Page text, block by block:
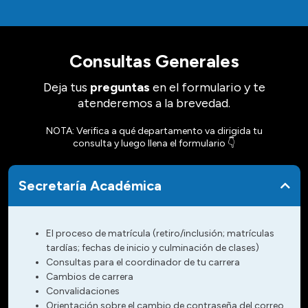
Consultas Generales
Deja tus preguntas en el formulario y te
atenderemos a la brevedad.
NOTA: Verifica a qué departamento va dirigida tu
consulta y luego llena el formulario 👇​
Secretaría Académica
El proceso de matrícula (retiro/inclusión; matrículas
tardías; fechas de inicio y culminación de clases)
Consultas para el coordinador de tu carrera
Cambios de carrera
Convalidaciones
Orientación sobre el cambio de contraseña del correo